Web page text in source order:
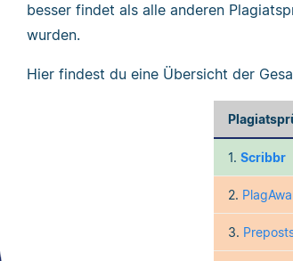
besser findet als alle anderen
wurden.
Hier findest du eine Übersicht der
1. Scribbr
2.
3.